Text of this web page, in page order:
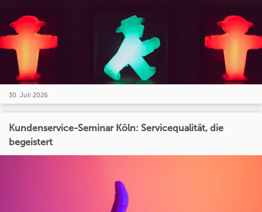
30. Juli 2026
Kundenservice-Seminar Köln: Servicequalität, die
begeistert